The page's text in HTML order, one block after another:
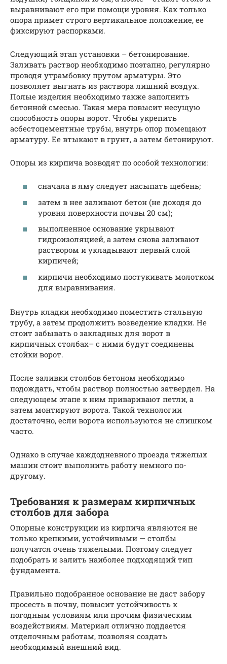
выравнивают его при помощи уровня. Как только
опора примет строго вертикальное положение, ее
фиксируют распорками.
Следующий этап установки – бетонирование.
Заливать раствор необходимо поэтапно, регулярно
проводя утрамбовку прутом арматуры. Это
позволяет выгнать из раствора лишний воздух.
Полые изделия необходимо также заполнить
бетонной смесью. Такая мера повысит несущую
способность опоры ворот. Чтобы укрепить
асбестоцементные трубы, внутрь опор помещают
арматуру. Ее втыкают в грунт, а затем бетонируют.
Опоры из кирпича возводят по особой технологии:
сначала в яму следует насыпать щебень;
затем в нее заливают бетон (не доходя до
уровня поверхности почвы 20 см);
выполненное основание укрывают
гидроизоляцией, а затем снова заливают
раствором и укладывают первый слой
кирпичей;
кирпичи необходимо постукивать молотком
для выравнивания.
Внутрь кладки необходимо поместить стальную
трубу, а затем продолжить возведение кладки. Не
стоит забывать о закладных для ворот в
кирпичных столбах– с ними будут соединены
стойки ворот.
После заливки столбов бетоном необходимо
подождать, чтобы раствор полностью затвердел. На
следующем этапе к ним приваривают петли, а
затем монтируют ворота. Такой технологии
достаточно, если ворота используются не слишком
часто.
Однако в случае каждодневного проезда тяжелых
машин стоит выполнить работу немного по-
другому.
Требования к размерам кирпичных
столбов для забора
Опорные конструкции из кирпича являются не
только крепкими, устойчивыми — столбы
получатся очень тяжелыми. Поэтому следует
подобрать и залить наиболее подходящий тип
фундамента.
Правильно подобранное основание не даст забору
просесть в почву, повысит устойчивость к
погодным условиям или прочим физическим
воздействиям. Материал отлично поддается
отделочным работам, позволяя создать
необходимый внешний вид.